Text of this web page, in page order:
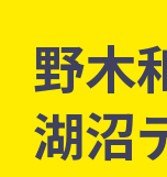
野木
湖沼